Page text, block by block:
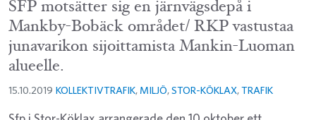
SFP motsätter sig en järnvägsdepå i
Mankby-Bobäck området/ RKP vastustaa
junavarikon sijoittamista Mankin-Luoman
alueelle.
15.10.2019 KOLLEKTIVTRAFIK, MILJÖ,STOR-KÖKLAX,TRAFIK